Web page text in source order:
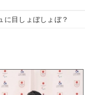
目しょぼしょぼ？